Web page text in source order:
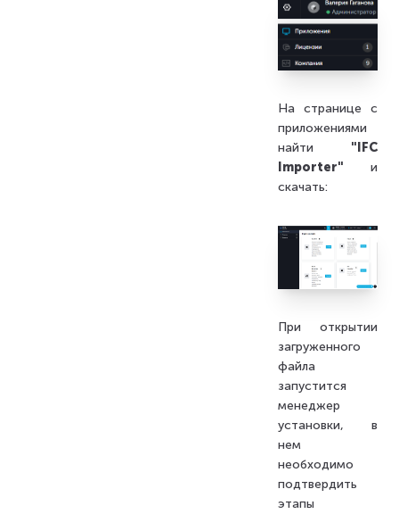
На странице с
приложениями
найти "IFC
Importer" и
скачать:
При открытии
загруженного
файла
запустится
менеджер
установки, в
нем
необходимо
подтвердить
этапы